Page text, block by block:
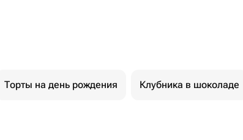
Торты на день рождения Клубника в шоколаде